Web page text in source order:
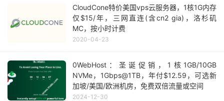
CloudCone特价美国vps云服务器，1核1G内存
仅$15/年，三网直连(含cn2 gia)，洛杉矶
MC，按小时计费
2020-04-23
0WebHost：圣诞促销，1核1GB/10GB
NVMe，1Gbps@1TB，年付$12.59，可选新
加坡/美国/欧洲机房，免费双倍流量或空间
2024-12-30